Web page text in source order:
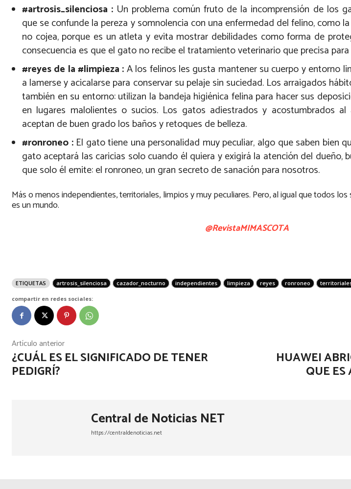
#artrosis_silenciosa : Un problema común fruto de la incomprensión de los
que se confunde la pereza y somnolencia con una enfermedad del felino, como
no cojea, porque es un atleta y evita mostrar debilidades como forma de
consecuencia es que el gato no recibe el tratamiento veterinario que precisa
#reyes de la #limpieza :A los felinos les gusta mantener su cuerpo y entorno
a lamerse y acicalarse para conservar su pelaje sin suciedad. Los arraigados
también en su entorno: utilizan la bandeja higiénica felina para hacer sus
en lugares malolientes o sucios. Los gatos adiestrados y acostumbrados
aceptan de buen grado los baños y retoques de belleza.
#ronroneo : El gato tiene una personalidad muy peculiar, algo que saben bien
gato aceptará las caricias solo cuando él quiera y exigirá la atención del dueño,
que solo él emite: el ronroneo, un gran secreto de sanación para nosotros.
Más o menos independientes, territoriales, limpios y muy peculiares. Pero, al igual que todos
es un mundo.
@RevistaMIMASCOTA
ETIQUETAS artrosis_silenciosa cazador_nocturno independientes limpieza reyes ronroneo
compartir en redes sociales:
Artículo anterior
¿CUÁL ES EL SIGNIFICADO DE TENER
PEDIGRÍ?
HUAWEI
QUE
Central de Noticias NET
https://centraldenoticias.net